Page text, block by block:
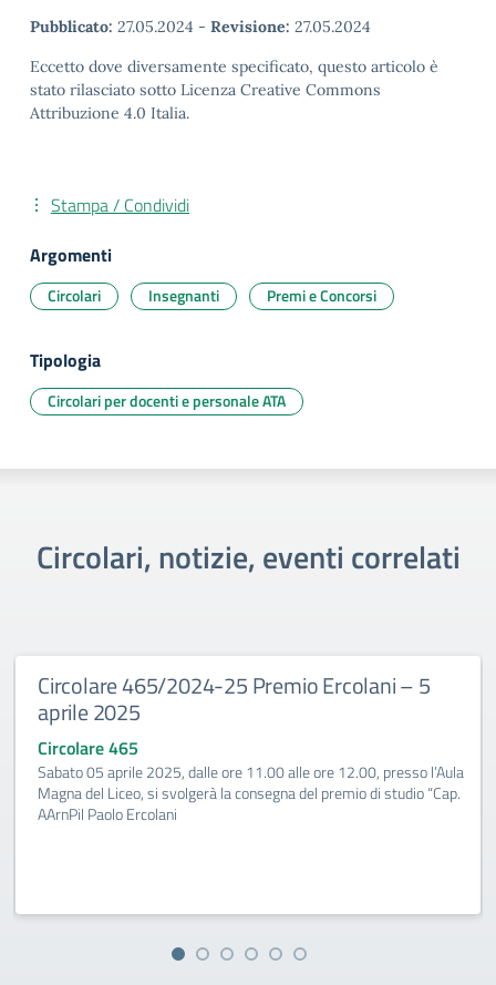
Pubblicato: 27.05.2024 - Revisione: 27.05.2024
Eccetto dove diversamente specificato, questo articolo è
stato rilasciato sotto Licenza Creative Commons
Attribuzione 4.0 Italia.
Stampa / Condividi
Argomenti
Circolari Insegnanti Premi e Concorsi
Tipologia
Circolari per docenti e personale ATA
Circolari, notizie, eventi correlati
Circolare 465/2024-25 Premio Ercolani – 5
aprile 2025
Circolare 465
Sabato 05 aprile 2025, dalle ore 11.00 alle ore 12.00, presso l’Aula
Magna del Liceo, si svolgerà la consegna del premio di studio “Cap.
AArnPil Paolo Ercolani